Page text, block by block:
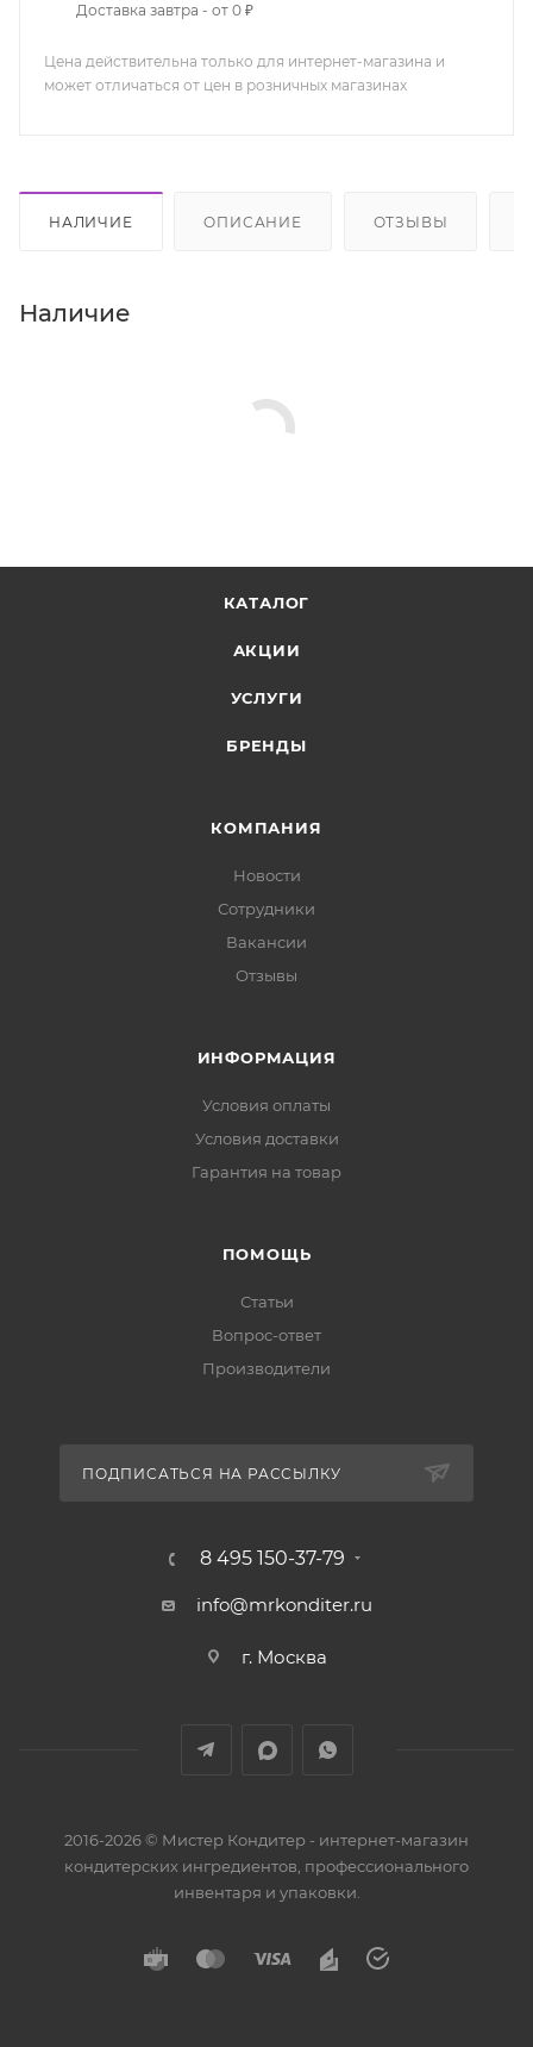
Доставка завтра - от 0 ₽
Цена действительна только для интернет-магазина и
может отличаться от цен в розничных магазинах
НАЛИЧИЕ ОПИСАНИЕ ОТЗЫВЫ
Наличие
КАТАЛОГ
АКЦИИ
УСЛУГИ
БРЕНДЫ
КОМПАНИЯ
Новости
Сотрудники
Вакансии
Отзывы
ИНФОРМАЦИЯ
Условия оплаты
Условия доставки
Гарантия на товар
ПОМОЩЬ
Статьи
Вопрос-ответ
Производители
ПОДПИСАТЬСЯ НА РАССЫЛКУ
8 495 150-37-79
info@mrkonditer.ru
г. Москва
2016-2026 © Мистер Кондитер - интернет-магазин
кондитерских ингредиентов, профессионального
инвентаря и упаковки.